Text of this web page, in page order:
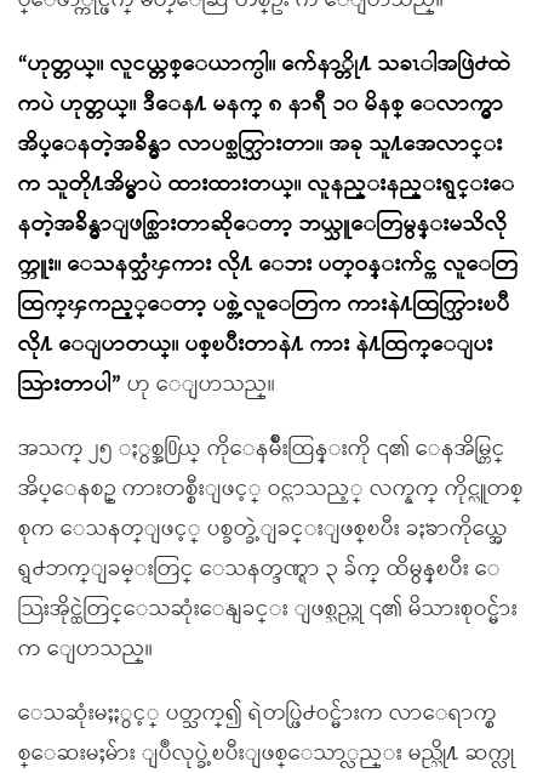
“ဟုတ္တယ္။ လူငယ္တစ္ေယာက္ပါ။ က်ေနာ္တို႔ သခၤါအဖြဲ႕ထဲ
ကပဲ ဟုတ္တယ္။ ဒီေန႔ မနက္ ၈ နာရီ ၁၀ မိနစ္ ေလာက္မွာ
အိပ္ေနတဲ့အခ်ိန္မွာ လာပစ္သတ္သြားတာ။ အခု သူ႔အေလာင္း
က သူတို႔အိမ္မွာပဲ ထားထားတယ္။ လူနည္းနည္းရွင္းေ
နတဲ့အခ်ိန္မွာျဖစ္သြားတာဆိုေတာ့ ဘယ္သူေတြမွန္းမသိလို
က္ဘူး။ ေသနတ္သံၾကား လို႔ ေဘး ပတ္ဝန္းက်င္က လူေတြ
ထြက္ၾကည့္ေတာ့ ပစ္တဲ့လူေတြက ကားနဲ႔ထြက္သြားၿပီ
လို႔ ေျပာတယ္။ ပစ္ၿပီးတာနဲ႔ ကား နဲ႔ထြက္ေျပး
သြားတာပါ” ဟု ေျပာသည္။
အသက္ ၂၅ ႏွစ္အ႐ြယ္ ကိုေနမ်ိဳးထြန္းကို ၎၏ ေနအိမ္တြင္
အိပ္ေနစဥ္ ကားတစ္စီးျဖင့္ ဝင္လာသည့္ လက္နက္ ကိုင္လူတစ္
စုက ေသနတ္ျဖင့္ ပစ္ခတ္ခဲ့ျခင္းျဖစ္ၿပီး ခႏၶာကိုယ္အေ
ရွ႕ဘက္ျခမ္းတြင္ ေသနတ္ဒဏ္ရာ ၃ ခ်က္ ထိမွန္ၿပီး ေ
သြးအိုင္ထဲတြင္ေသဆုံးေနျခင္း ျဖစ္သည္ဟု ၎၏ မိသားစုဝင္မ်ား
က ေျပာသည္။
ေသဆုံးမႈႏွင့္ ပတ္သက္၍ ရဲတပ္ဖြဲ႕ဝင္မ်ားက လာေရာက္စ
စ္ေဆးမႈမ်ား ျပဳလုပ္ခဲ့ၿပီးျဖစ္ေသာ္လည္း မည္သို႔ ဆက္လု